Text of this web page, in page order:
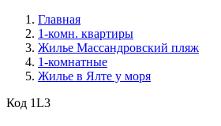
Главная
1-комн. квартиры
Жилье Массандровский пляж
1-комнатные
Жилье в Ялте у моря
Код 1L3